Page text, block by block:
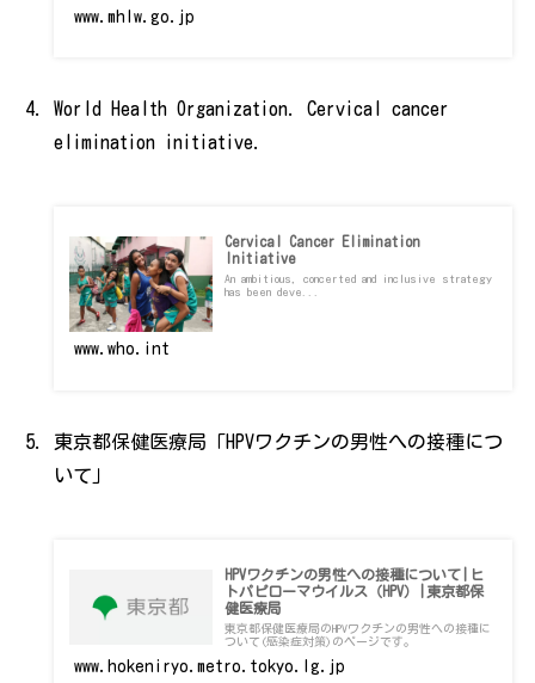
www.mhlw.go.jp
World Health Organization. Cervical cancer
elimination initiative.
Cervical Cancer Elimination
Initiative
An ambitious, concerted and inclusive strategy
has been deve...
www.who.int
東京都保健医療局「HPVワクチンの男性への接種につ
いて」
HPVワクチンの男性への接種について|ヒ
トパピローマウイルス（HPV）|東京都保
健医療局
東京都保健医療局のHPVワクチンの男性への接種に
ついて(感染症対策)のページです。
www.hokeniryo.metro.tokyo.lg.jp